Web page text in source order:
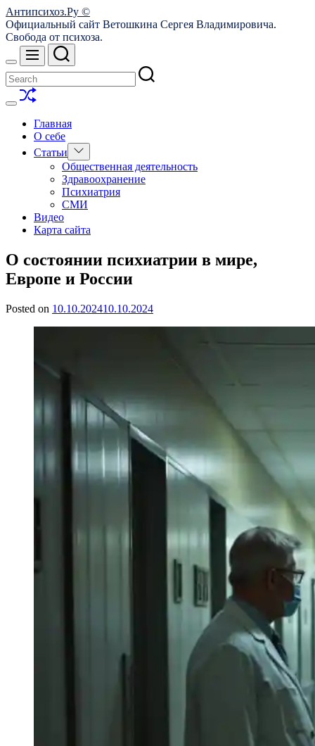
Skip
to
content
Антипсихоз.Ру ©
Официальный сайт Ветошкина Сергея Владимировича.
Свобода от психоза.
Switch
color
mode
Menu Search
Switch
mode
Shuffle
Главная
О себе
Статьи
Show
sub
menu
Общественная деятельность
Здравоохранение
Психиатрия
СМИ
Видео
Карта сайта
О состоянии психиатрии в мире,
Европе и России
Posted on 10.10.202410.10.2024